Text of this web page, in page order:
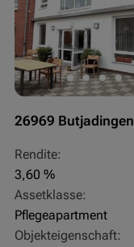
26969 Butjadingen
Rendite:
3,60 %
Assetklasse:
Pflegeapartment
Objekteigenschaft: